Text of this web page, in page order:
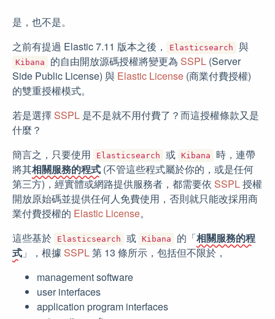
是，也不是。
之前有提過 Elastic 7.11 版本之後，
Elasticsearch 與
Kibana 的自由開放源碼授權將變更為 SSPL (Server
Side Public License) 與 Elastic License (商業付費授權)
的雙重授權模式。
若是選擇 SSPL 是不是就不用付費了？而這授權條款又是
什麼？
簡言之，只要使用
Elasticsearch 或 Kibana
時，連帶
將其相關服務的程式 (不管這些程式屬於你的，或是任何
第三方)，經實體或網路提供服務者，都需要依 SSPL授權
開放原始碼並提供任何人免費使用，否則就只能改採用商
業付費授權的 Elastic License。
這些基於
Elasticsearch 或 Kibana 的「相關服務的程
式 」，根據 SSPL第 13 條所示，包括但不限於，
management software
user interfaces
application program interfaces